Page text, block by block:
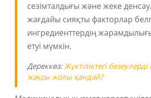
сезімталдығы және жеке
жағдайы сияқты факторлар
ингредиенттердің
етуі мүмкін.
Дереккөз:Жүктіліктегі
жақсы жолы қандай?